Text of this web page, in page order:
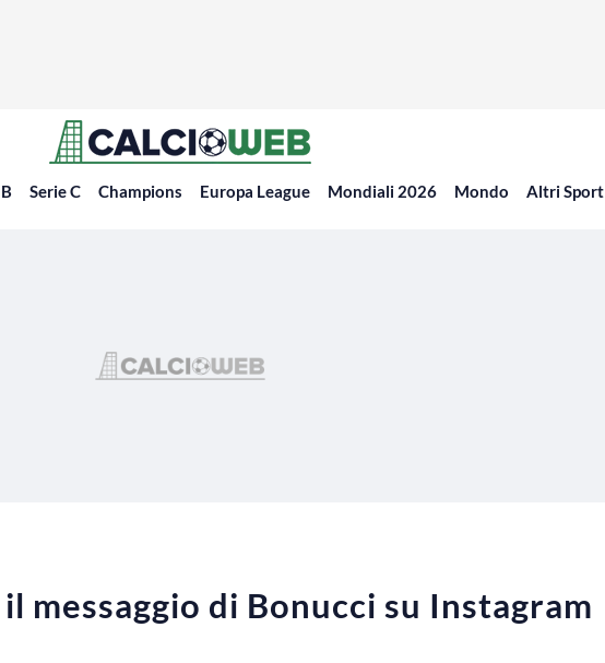
Serie C Champions Europa League Mondiali 2026 Mondo Altri Sport
messaggio di Bonucci su Instagram